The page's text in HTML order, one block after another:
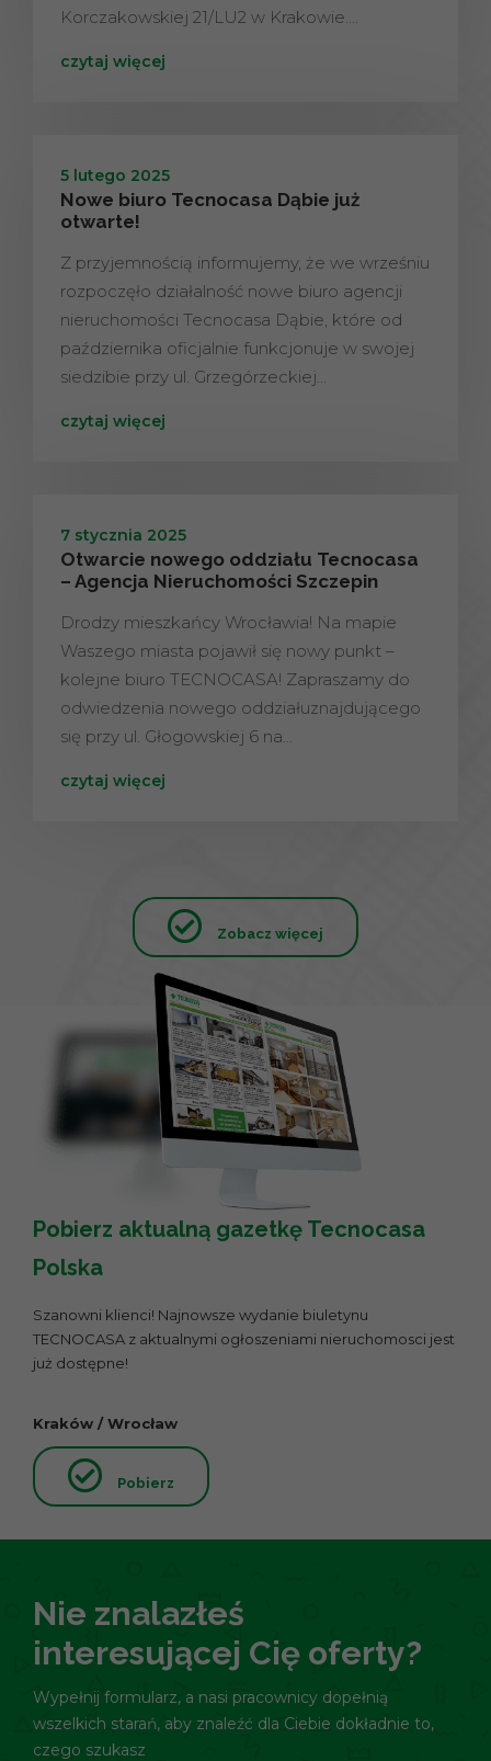
Korczakowskiej 21/LU2 w Krakowie.…
czytaj więcej
5 lutego 2025
Nowe biuro Tecnocasa Dąbie już
otwarte!
Z przyjemnością informujemy, że we wrześniu
rozpoczęło działalność nowe biuro agencji
nieruchomości Tecnocasa Dąbie, które od
października oficjalnie funkcjonuje w swojej
siedzibie przy ul. Grzegórzeckiej…
czytaj więcej
7 stycznia 2025
Otwarcie nowego oddziału Tecnocasa
– Agencja Nieruchomości Szczepin
Drodzy mieszkańcy Wrocławia! Na mapie
Waszego miasta pojawił się nowy punkt –
kolejne biuro TECNOCASA! Zapraszamy do
odwiedzenia nowego oddziałuznajdującego
się przy ul. Głogowskiej 6 na…
czytaj więcej
Zobacz więcej
Pobierz aktualną gazetkę Tecnocasa
Polska
Szanowni klienci! Najnowsze wydanie biuletynu
TECNOCASA z aktualnymi ogłoszeniami nieruchomosci jest
już dostępne!
Kraków / Wrocław
Pobierz
Nie znalazłeś
interesującej Cię oferty?
Wypełnij formularz, a nasi pracownicy dopełnią
wszelkich starań, aby znaleźć dla Ciebie dokładnie to,
czego szukasz